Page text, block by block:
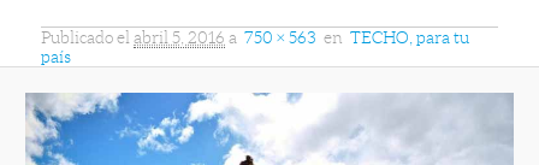
Publicado el abril 5, 2016 a 750 × 563 en TECHO, para tu
país